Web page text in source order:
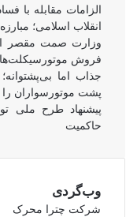
الزامات مقابله با
انقلاب اسلامی؛
وزارت صمت مقصر
فروش
جذاب اما
پشت موتورسواران را
پیشنهاد طرح ملی
حاکمیت
وب‌گردی
شرکت چترا محرک